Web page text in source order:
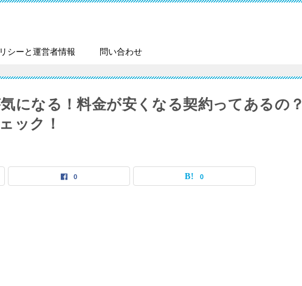
シーと運営者情報 問い合わせ
になる！料金が安くなる契約ってあるの？
ック！
0 0